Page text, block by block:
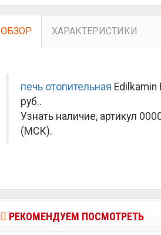
ОБЗОР ХАРАКТЕРИСТИКИ
печь отопительная
руб..
Узнать наличие, артикул
(МСК).
РЕКОМЕНДУЕМ ПОСМОТРЕТЬ